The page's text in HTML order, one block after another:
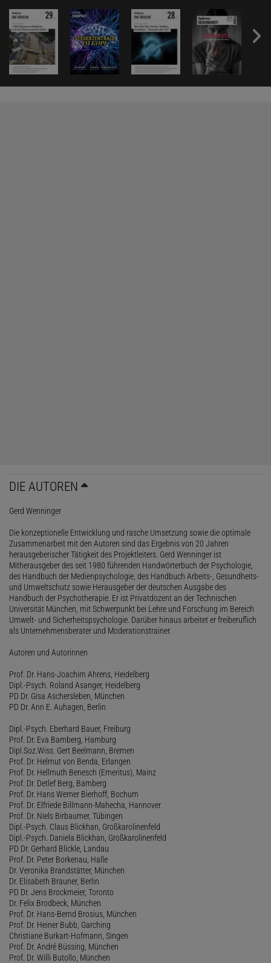
DIE AUTOREN
Gerd Wenninger
Die konzeptionelle Entwicklung und rasche Umsetzung sowie die optimale
Zusammenarbeit mit den Autoren sind das Ergebnis von 20 Jahren
herausgeberischer Tätigkeit des Projektleiters. Gerd Wenninger ist
Mitherausgeber des seit 1980 führenden Handwörterbuch der Psychologie,
des Handbuch der Medienpsychologie, des Handbuch Arbeits-, Gesundheits-
und Umweltschutz sowie Herausgeber der deutschen Ausgabe des
Handbuch der Psychotherapie. Er ist Privatdozent an der Technischen
Universität München, mit Schwerpunkt bei Lehre und Forschung im Bereich
Umwelt- und Sicherheitspsychologie. Darüber hinaus arbeitet er freiberuflich
als Unternehmensberater und Moderationstrainer.
Autoren und Autorinnen
Prof. Dr. Hans-Joachim Ahrens, Heidelberg
Dipl.-Psych. Roland Asanger, Heidelberg
PD Dr. Gisa Aschersleben, München
PD Dr. Ann E. Auhagen, Berlin
Dipl.-Psych. Eberhard Bauer, Freiburg
Prof. Dr. Eva Bamberg, Hamburg
Dipl.Soz.Wiss. Gert Beelmann, Bremen
Prof. Dr. Helmut von Benda, Erlangen
Prof. Dr. Hellmuth Benesch (Emeritus), Mainz
Prof. Dr. Detlef Berg, Bamberg
Prof. Dr. Hans Werner Bierhoff, Bochum
Prof. Dr. Elfriede Billmann-Mahecha, Hannover
Prof. Dr. Niels Birbaumer, Tübingen
Dipl.-Psych. Claus Blickhan, Großkarolinenfeld
Dipl.-Psych. Daniela Blickhan, Großkarolinenfeld
PD Dr. Gerhard Blickle, Landau
Prof. Dr. Peter Borkenau, Halle
Dr. Veronika Brandstätter, München
Dr. Elisabeth Brauner, Berlin
PD Dr. Jens Brockmeier, Toronto
Dr. Felix Brodbeck, München
Prof. Dr. Hans-Bernd Brosius, München
Prof. Dr. Heiner Bubb, Garching
Christiane Burkart-Hofmann, Singen
Prof. Dr. André Büssing, München
Prof. Dr. Willi Butollo, München